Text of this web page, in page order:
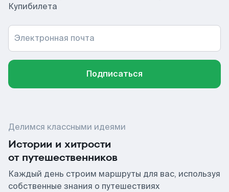
Купибилета
Электронная почта
Подписаться
Делимся классными идеями
Истории и хитрости
от путешественников
Каждый день строим маршруты для вас, используя
собственные знания о путешествиях